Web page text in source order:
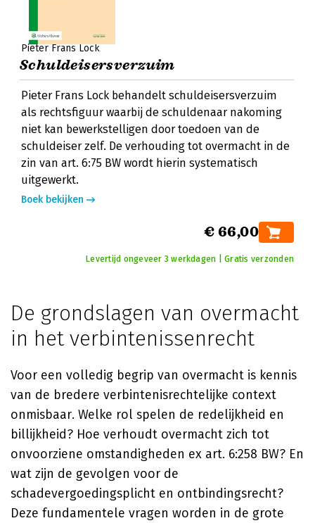
Pieter Frans Lock
Schuldeisersverzuim
Pieter Frans Lock behandelt schuldeisersverzuim
als rechtsfiguur waarbij de schuldenaar nakoming
niet kan bewerkstelligen door toedoen van de
schuldeiser zelf. De verhouding tot overmacht in de
zin van art. 6:75 BW wordt hierin systematisch
uitgewerkt.
Boek bekijken
€ 66,00
Levertijd ongeveer 3 werkdagen | Gratis verzonden
De grondslagen van overmacht
in het verbintenissenrecht
Voor een volledig begrip van overmacht is kennis
van de bredere verbintenisrechtelijke context
onmisbaar. Welke rol spelen de redelijkheid en
billijkheid? Hoe verhoudt overmacht zich tot
onvoorziene omstandigheden ex art. 6:258 BW? En
wat zijn de gevolgen voor de
schadevergoedingsplicht en ontbindingsrecht?
Deze fundamentele vragen worden in de grote